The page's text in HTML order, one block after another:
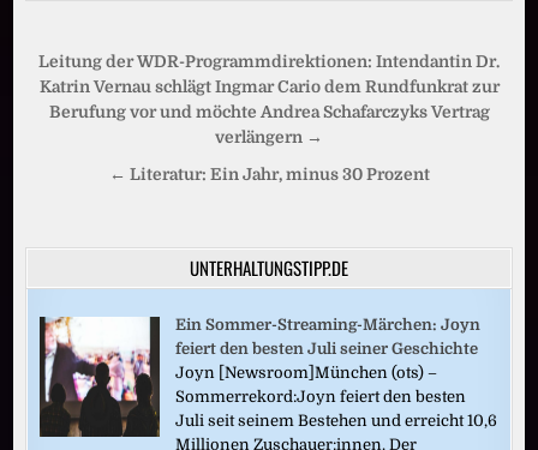
Beitragsnavigation
Leitung der WDR-Programmdirektionen: Intendantin Dr.
Katrin Vernau schlägt Ingmar Cario dem Rundfunkrat zur
Berufung vor und möchte Andrea Schafarczyks Vertrag
verlängern →
← Literatur: Ein Jahr, minus 30 Prozent
UNTERHALTUNGSTIPP.DE
Ein Sommer-Streaming-Märchen: Joyn
feiert den besten Juli seiner Geschichte
Joyn [Newsroom]München (ots) –
Sommerrekord:Joyn feiert den besten
Juli seit seinem Bestehen und erreicht 10,6
Millionen Zuschauer:innen. Der